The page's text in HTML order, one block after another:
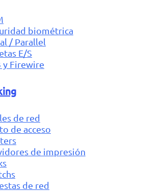
biométrica
/ Parallel
E/S
y Firewire
de red
de acceso
de impresión
de red